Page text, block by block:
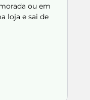
ou em
loja e sai de